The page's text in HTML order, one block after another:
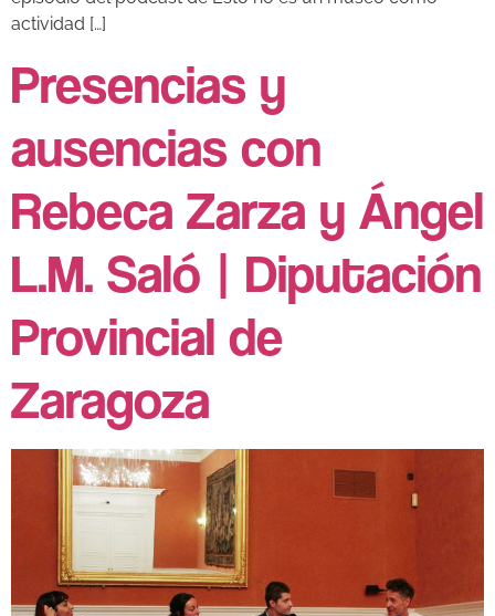
actividad […]
Presencias y
ausencias con
Rebeca Zarza y Ángel
L.M. Saló | Diputación
Provincial de
Zaragoza